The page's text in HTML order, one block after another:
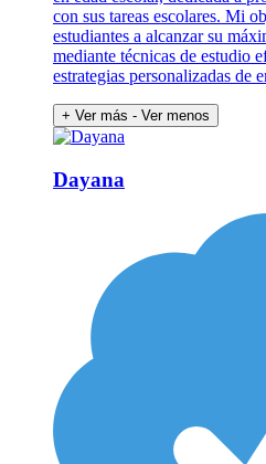
con sus tareas escolares. Mi
estudiantes a alcanzar su
mediante técnicas de estudio
estrategias personalizadas de
+ Ver más - Ver menos
Dayana